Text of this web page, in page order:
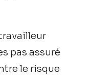
pas assuré
le risque